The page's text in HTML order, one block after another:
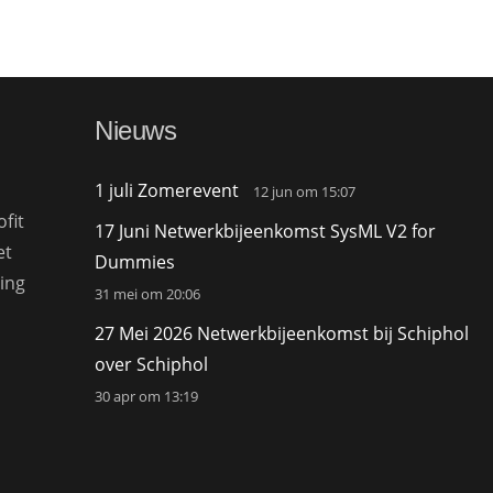
Nieuws
1 juli Zomerevent 12 jun om 15:07
17 Juni Netwerkbijeenkomst SysML V2 for
Dummies
31 mei om 20:06
27 Mei 2026 Netwerkbijeenkomst bij Schiphol
over Schiphol
30 apr om 13:19